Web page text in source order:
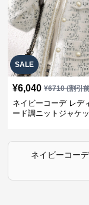
SALE
¥6,040 ¥6710(割引
ネイビーコーデ レデ
ード調ニットジャケ
ネイビーコーデ